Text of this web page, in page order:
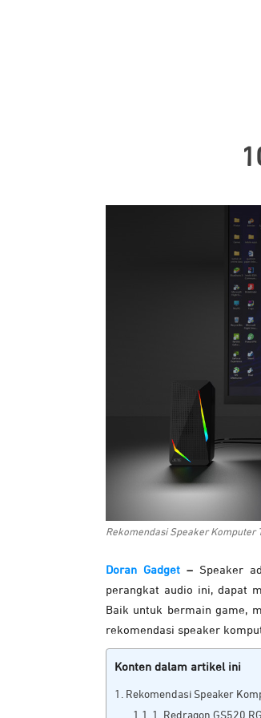
Rekomendasi Speaker Komputer
Doran Gadget – Speaker
perangkat audio ini, dapat
Baik untuk bermain game,
rekomendasi speaker
Konten dalam artikel ini
Rekomendasi Speaker
1. Redragon GS520